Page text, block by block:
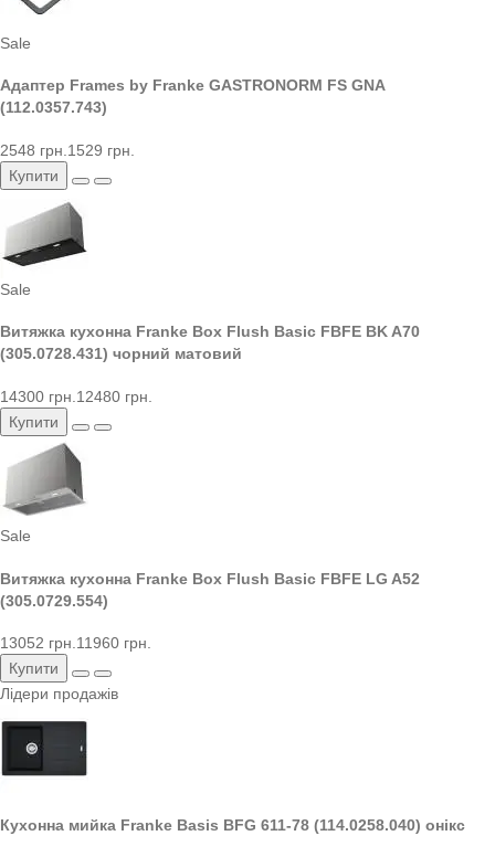
Sale
Адаптер Frames by Franke GASTRONORM FS GNA
(112.0357.743)
2548 грн. 1529 грн.
Купити
Sale
Витяжка кухонна Franke Box Flush Basic FBFE BK A70
(305.0728.431) чорний матовий
14300 грн. 12480 грн.
Купити
Sale
Витяжка кухонна Franke Box Flush Basic FBFE LG A52
(305.0729.554)
13052 грн.11960 грн.
Купити
Лідери продажів
Кухонна мийка Franke Basis BFG 611-78 (114.0258.040) онікс